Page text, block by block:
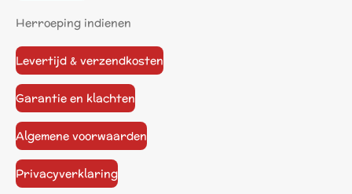
Herroeping indienen
Levertijd & verzendkosten
Garantie en klachten
Algemene voorwaarden
Privacyverklaring